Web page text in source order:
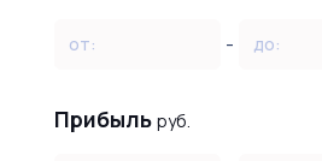
от: - до:
Прибыль руб.